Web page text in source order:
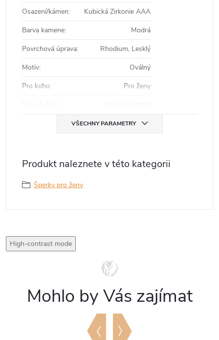
Osazení/kámen:
Kubická Zirkonie AAA
Barva kamene:
Modrá
Povrchová úprava:
Rhodium, Lesklý
Motiv:
Oválný
Pro koho:
Pro ženy
VŠECHNY PARAMETRY
Produkt naleznete v této kategorii
Šperky pro ženy
High-contrast mode
Mohlo by Vás zajímat